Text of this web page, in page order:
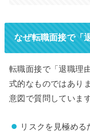
なぜ転職面接で「
転職面接で「退職理
式的なものではあり
意図で質問しています
リスクを見極める